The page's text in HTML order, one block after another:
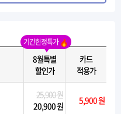
기간한정특가
8월특별
할인가
카드
적용가
25,900 원
20,900 원
5,900 원